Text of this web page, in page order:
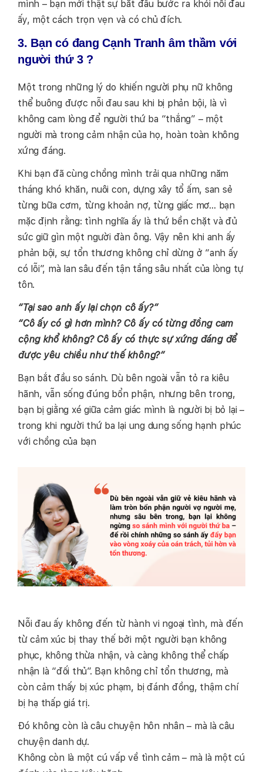
mình – bạn mới thật sự bắt đầu bước ra khỏi nỗi đau
ấy, một cách trọn vẹn và có chủ đích.
3. Bạn có đang Cạnh Tranh âm thầm với
người thứ 3 ?
Một trong những lý do khiến người phụ nữ không
thể buông được nỗi đau sau khi bị phản bội, là vì
không cam lòng để người thứ ba “thắng” – một
người mà trong cảm nhận của họ, hoàn toàn không
xứng đáng.
Khi bạn đã cùng chồng mình trải qua những năm
tháng khó khăn, nuôi con, dựng xây tổ ấm, san sẻ
từng bữa cơm, từng khoản nợ, từng giấc mơ… bạn
mặc định rằng: tình nghĩa ấy là thứ bền chặt và đủ
sức giữ gìn một người đàn ông. Vậy nên khi anh ấy
phản bội, sự tổn thương không chỉ dừng ở “anh ấy
có lỗi”, mà lan sâu đến tận tầng sâu nhất của lòng tự
tôn.
“Tại sao anh ấy lại chọn cô ấy?”
“Cô ấy có gì hơn mình? Cô ấy có từng đồng cam
cộng khổ không? Cô ấy có thực sự xứng đáng để
được yêu chiều như thế không?”
Bạn bắt đầu so sánh. Dù bên ngoài vẫn tỏ ra kiêu
hãnh, vẫn sống đúng bổn phận, nhưng bên trong,
bạn bị giằng xé giữa cảm giác mình là người bị bỏ lại –
trong khi người thứ ba lại ung dung sống hạnh phúc
với chồng của bạn
Nỗi đau ấy không đến từ hành vi ngoại tình, mà đến
từ cảm xúc bị thay thế bởi một người bạn không
phục, không thừa nhận, và càng không thể chấp
nhận là “đối thủ”. Bạn không chỉ tổn thương, mà
còn cảm thấy bị xúc phạm, bị đánh đồng, thậm chí
bị hạ thấp giá trị.
Đó không còn là câu chuyện hôn nhân – mà là câu
chuyện danh dự.
Không còn là một cú vấp về tình cảm – mà là một cú